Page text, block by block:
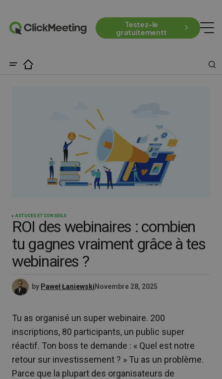
Testez-le
gratuitementt
ASTUCES ET CONSEILS
ROI des webinaires : combien
tu gagnes vraiment grâce à tes
webinaires ?
by Paweł Łaniewski Novembre 28, 2025
Tu as organisé un super webinaire. 200
inscriptions, 80 participants, un public super
réactif. Ton boss te demande : « Quel est notre
retour sur investissement ? » Tu as un problème.
Parce que la plupart des organisateurs de